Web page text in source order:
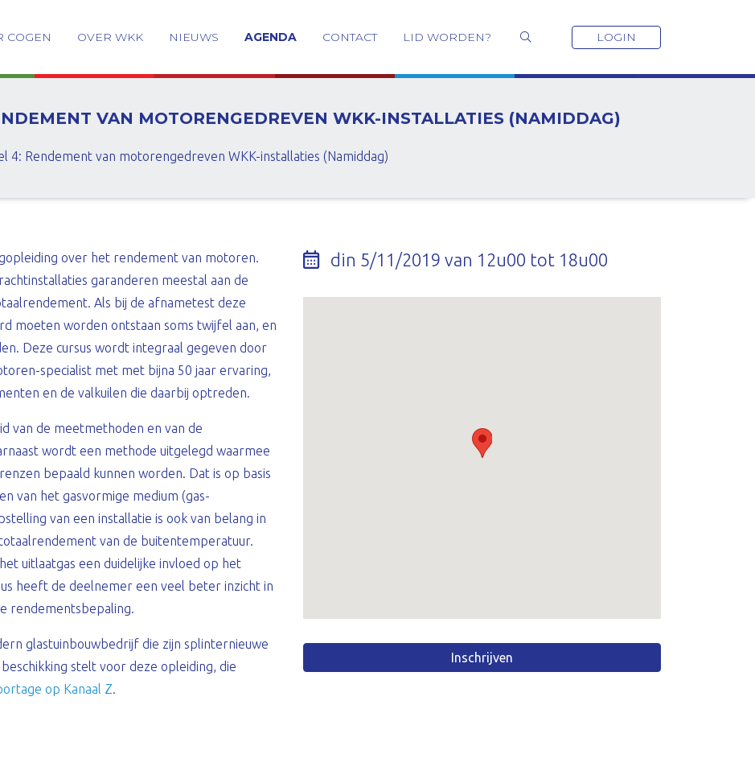
COGEN OVER WKK NIEUWS AGENDA CONTACT LID WORDEN? LOGIN
VAN MOTORENGEDREVEN WKK-INSTALLATIES (NAMIDDAG)
4: Rendement van motorengedreven WKK-installaties (Namiddag)
over het rendement van motoren.
garanderen meestal aan de
Als bij de afnametest deze
moeten worden ontstaan soms twijfel aan, en
Deze cursus wordt integraal gegeven door
specialist met met bijna 50 jaar ervaring,
en de valkuilen die daarbij optreden.
van de meetmethoden en van de
wordt een methode uitgelegd waarmee
bepaald kunnen worden. Dat is op basis
van het gasvormige medium (gas-
van een installatie is ook van belang in
van de buitentemperatuur.
uitlaatgas een duidelijke invloed op het
heeft de deelnemer een veel beter inzicht in
rendementsbepaling.
glastuinbouwbedrijf die zijn splinternieuwe
stelt voor deze opleiding, die
op Kanaal Z.
din 5/11/2019 van 12u00 tot 18u00
Inschrijven